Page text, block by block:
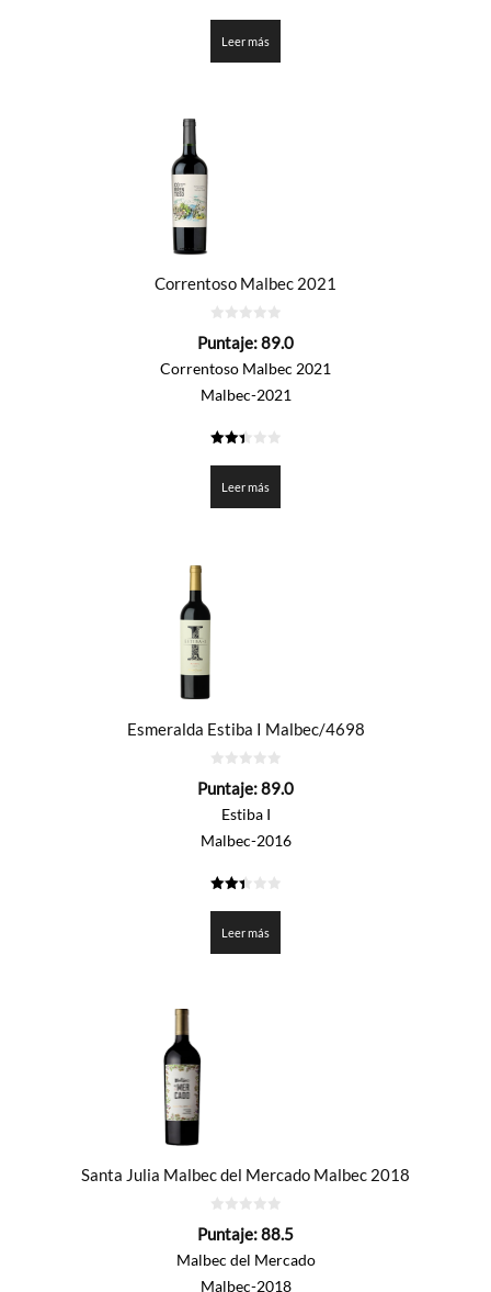
de 5
Leer más
Correntoso Malbec 2021
de
Puntaje:89.0
Correntoso Malbec 2021
Malbec-2021
de 5
Leer más
Esmeralda Estiba I Malbec/4698
de
Puntaje:89.0
Estiba I
Malbec-2016
de 5
Leer más
Santa Julia Malbec del Mercado Malbec 2018
de
Puntaje:88.5
Malbec del Mercado
Malbec-2018